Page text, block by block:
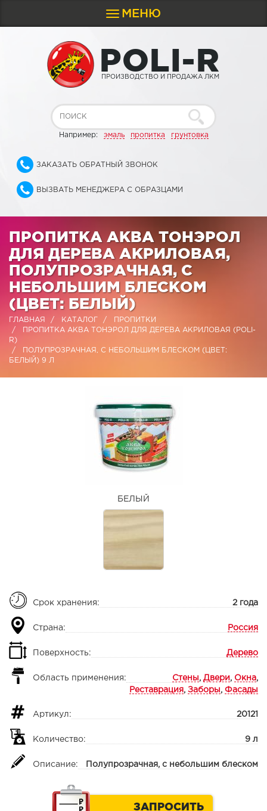
Toggle
navigation
МЕНЮ
POLI-R
ПРОИЗВОДСТВО И ПРОДАЖА ЛКМ
Например: эмаль пропитка грунтовка
ЗАКАЗАТЬ ОБРАТНЫЙ ЗВОНОК
ВЫЗВАТЬ МЕНЕДЖЕРА С ОБРАЗЦАМИ
ПРОПИТКА АКВА ТОНЭРОЛ
ДЛЯ ДЕРЕВА АКРИЛОВАЯ,
ПОЛУПРОЗРАЧНАЯ, С
НЕБОЛЬШИМ БЛЕСКОМ
(ЦВЕТ: БЕЛЫЙ)
ГЛАВНАЯ КАТАЛОГ
ПРОПИТКИ
ПРОПИТКА АКВА ТОНЭРОЛ ДЛЯ ДЕРЕВА АКРИЛОВАЯ (POLI-
R)
ПОЛУПРОЗРАЧНАЯ, С НЕБОЛЬШИМ БЛЕСКОМ (ЦВЕТ:
БЕЛЫЙ) 9 Л
БЕЛЫЙ
Срок хранения: 2 года
Страна: Россия
Поверхность: Дерево
Область применения: Стены , Двери , Окна,
Реставрация , Заборы , Фасады
Артикул: 20121
Количество: 9 л
Описание: Полупрозрачная, с небольшим блеском
ЗАПРОСИТЬ